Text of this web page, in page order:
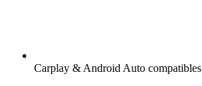
Carplay & Android Auto compatibles